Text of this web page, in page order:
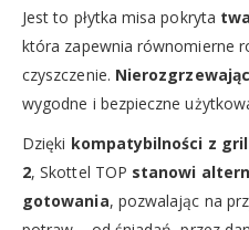
Jest to płytka misa pokryta
która zapewnia równomierne
czyszczenie.
wygodne i bezpieczne
Dzięki kompatybilności z
2, Skottel TOP stanowi
gotowania, pozwalając na